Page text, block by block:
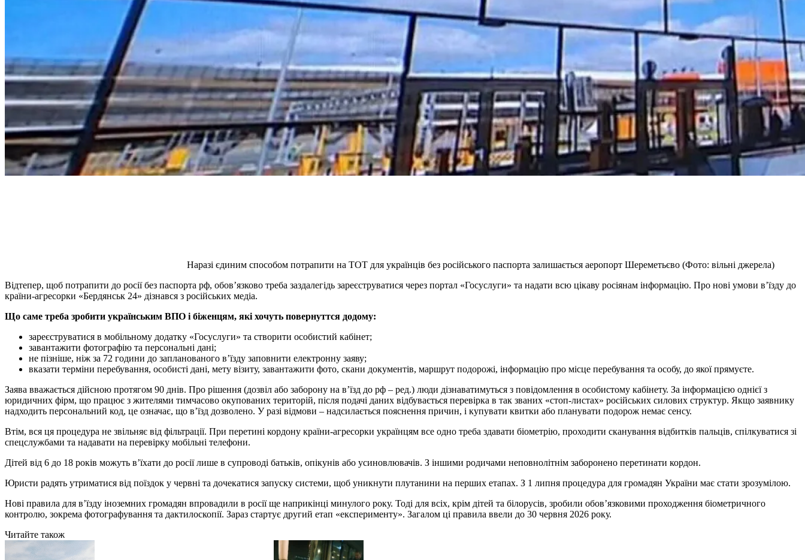
Наразі єдиним способом потрапити на ТОТ для українців без російського паспорта залишається аеропорт Шереметьєво (Фото: вільні джерела)
Відтепер, щоб потрапити до росії без паспорта рф, обов’язково треба заздалегідь зареєструватися через портал «Госуслуги» та надати всю цікаву росіянам інформацію. Про нові умови в’їзду до
країни-агресорки «Бердянськ 24» дізнався з російських медіа.
Що саме треба зробити українським ВПО і біженцям, які хочуть повернуттся додому:
зареєструватися в мобільному додатку «Госуслуги» та створити особистий кабінет;
завантажити фотографію та персональні дані;
не пізніше, ніж за 72 години до запланованого в’їзду заповнити електронну заяву;
вказати терміни перебування, особисті дані, мету візиту, завантажити фото, скани документів, маршрут подорожі, інформацію про місце перебування та особу, до якої прямуєте.
Заява вважається дійсною протягом 90 днів. Про рішення (дозвіл або заборону на в’їзд до рф – ред.) люди дізнаватимуться з повідомлення в особистому кабінету. За інформацією однієї з
юридичних фірм, що працює з жителями тимчасово окупованих територій, після подачі даних відбувається перевірка в так званих «стоп-листах» російських силових структур. Якщо заявнику
надходить персональний код, це означає, що в’їзд дозволено. У разі відмови – надсилається пояснення причин, і купувати квитки або планувати подорож немає сенсу.
Втім, вся ця процедура не звільняє від фільтрації. При перетині кордону країни-агресорки українцям все одно треба здавати біометрію, проходити сканування відбитків пальців, спілкуватися зі
спецслужбами та надавати на перевірку мобільні телефони.
Дітей від 6 до 18 років можуть в’їхати до росії лише в супроводі батьків, опікунів або усиновлювачів. З іншими родичами неповнолітнім заборонено перетинати кордон.
Юристи радять утриматися від поїздок у червні та дочекатися запуску системи, щоб уникнути плутанини на перших етапах. З 1 липня процедура для громадян України має стати зрозумілою.
Нові правила для в’їзду іноземних громадян впровадили в росії ще наприкінці минулого року. Тоді для всіх, крім дітей та білорусів, зробили обов’язковими проходження біометричного
контролю, зокрема фотографування та дактилоскопії. Зараз стартує другий етап «експерименту». Загалом ці правила ввели до 30 червня 2026 року.
Читайте також